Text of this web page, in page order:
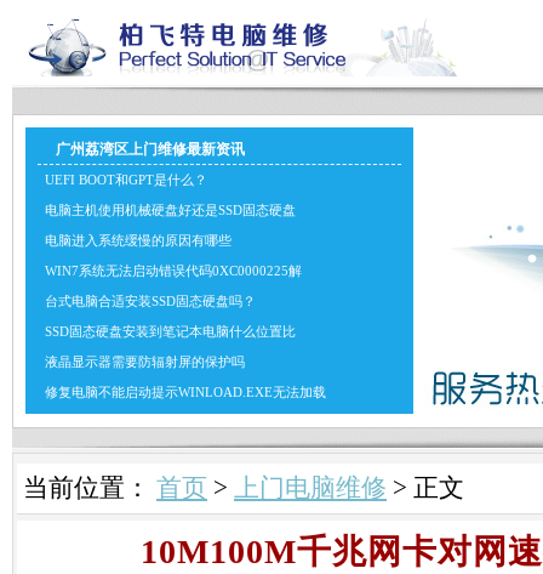
广州荔湾区上门维修最新资讯
UEFI BOOT和GPT是什么？
电脑主机使用机械硬盘好还是SSD固态硬盘
电脑进入系统缓慢的原因有哪些
WIN7系统无法启动错误代码0XC0000225解
台式电脑合适安装SSD固态硬盘吗？
SSD固态硬盘安装到笔记本电脑什么位置比
液晶显示器需要防辐射屏的保护吗
修复电脑不能启动提示WINLOAD.EXE无法加载
当前位置： 首页 > 上门电脑维修 > 正文
10M100M千兆网卡对网